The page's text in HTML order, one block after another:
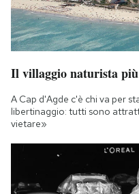
Hai bisogno di aiuto?
Esci
Il villaggio naturista più
A Cap d'Agde c'è chi va per
libertinaggio: tutti sono
vietare»